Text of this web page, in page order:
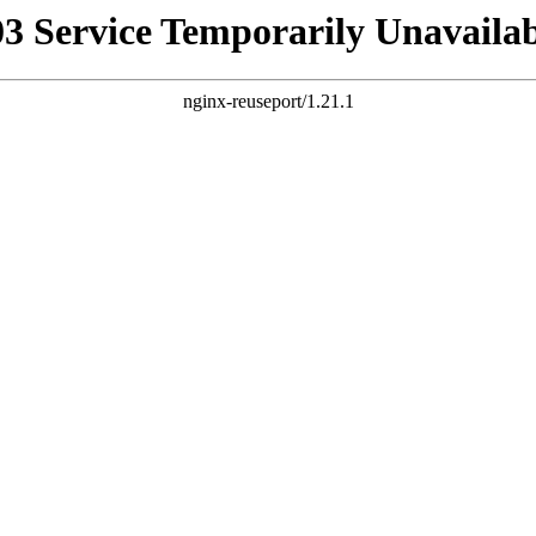
Service Temporarily
nginx-reuseport/1.21.1